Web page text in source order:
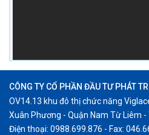
CÔNG TY CỔ PHẦN ĐẦU TƯ PHÁT
OV14.13 khu đô thị chức năng
Xuân Phương - Quận Nam Từ Liêm -
Điện thoại: 0988.699.876 - Fax: